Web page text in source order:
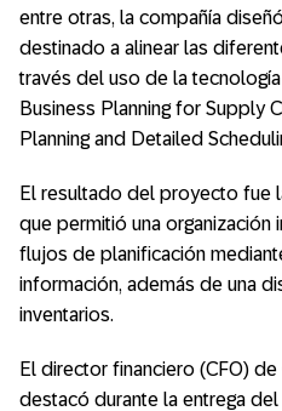
entre otras, la compañía
destinado a alinear las
través del uso de la
Business Planning for Supply
Planning and Detailed
El resultado del proyecto fue
que permitió una organización
flujos de planificación
información, además de una
inventarios.
El director financiero (CFO) de
destacó durante la entrega